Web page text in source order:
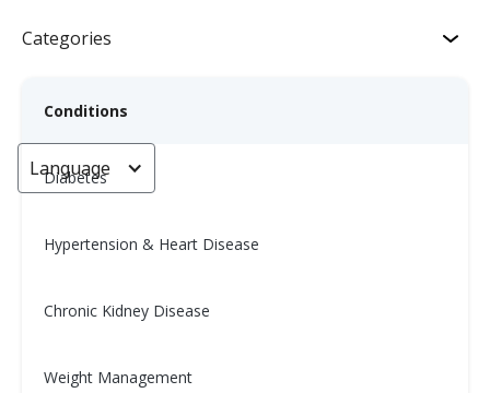
Categories
Conditions
Diabetes
Hypertension & Heart Disease
Chronic Kidney Disease
Weight Management
Language
那“含淀粉”的蔬菜怎么办？(What
About the “Starchy”